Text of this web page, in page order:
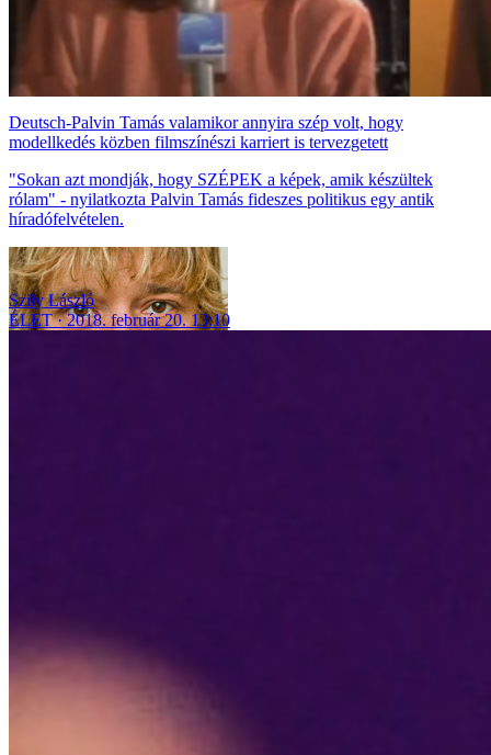
Deutsch-Palvin Tamás valamikor annyira szép volt, hogy
modellkedés közben filmszínészi karriert is tervezgetett
"Sokan azt mondják, hogy SZÉPEK a képek, amik készültek
rólam" - nyilatkozta Palvin Tamás fideszes politikus egy antik
híradófelvételen.
Szily László
ÉLET
2018. február 20. 13:10